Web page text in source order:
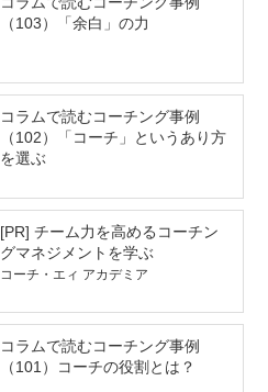
（103）「余白」の力
コラムで読むコーチング事例
（102）「コーチ」というあり方
を選ぶ
[PR] チーム力を高めるコーチン
グマネジメントを学ぶ
コーチ・エィ アカデミア
コラムで読むコーチング事例
（101）コーチの役割とは？